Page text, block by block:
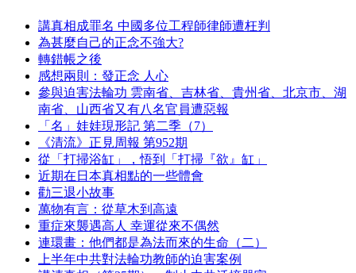
講真相成罪名 中國多位工程師律師遭枉判
為甚麼自己的正念不強大?
轉錯帳之後
感想兩則：發正念 人心
參與迫害法輪功 雲南省、吉林省、貴州省、北京市、湖
南省、山西省又有八名官員遭惡報
「名」娃娃現形記 第二季（7）
《清流》正見周報 第952期
從「打掃浴缸」，悟到「打掃『欲』缸」
近期在日本真相點的一些體會
勸三退小故事
萬物有言：從草木到高遠
重症來襲遇高人 幸運從來不偶然
連環畫：他們都是為法而來的生命（二）
上半年中共對法輪功教師的迫害案例